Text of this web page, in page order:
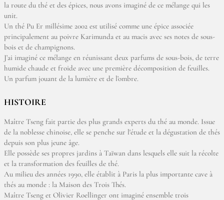
la route du thé et des épices, nous avons imaginé de ce mélange qui les
unit.
Un thé Pu Er millésime 2002 est utilisé comme une épice associée
principalement au poivre Karimunda et au macis avec ses notes de sous-
bois et de champignons.
J’ai imaginé ce mélange en réunissant deux parfums de sous-bois, de terre
humide chaude et froide avec une première décomposition de feuilles.
Un parfum jouant de la lumière et de l’ombre.
HISTOIRE
Maître Tseng fait partie des plus grands experts du thé au monde. Issue
de la noblesse chinoise, elle se penche sur l'étude et la dégustation de thés
depuis son plus jeune âge.
Elle possède ses propres jardins à Taïwan dans lesquels elle suit la récolte
et la transformation des feuilles de thé.
Au milieu des années 1990, elle établit à Paris la plus importante cave à
thés au monde : la Maison des Trois Thés.
Maître Tseng et Olivier Roellinger ont imaginé ensemble trois